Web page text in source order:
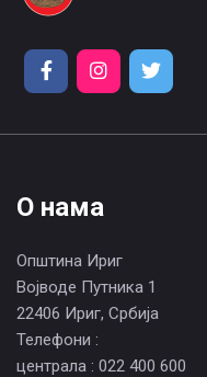
О нама
Општина Ириг
Војводе Путника 1
22406 Ириг, Србија
Телефони :
централа : 022 400 600